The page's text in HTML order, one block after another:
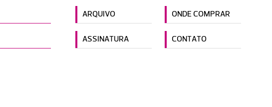
ARQUIVO ONDE COMPRAR
ASSINATURA CONTATO